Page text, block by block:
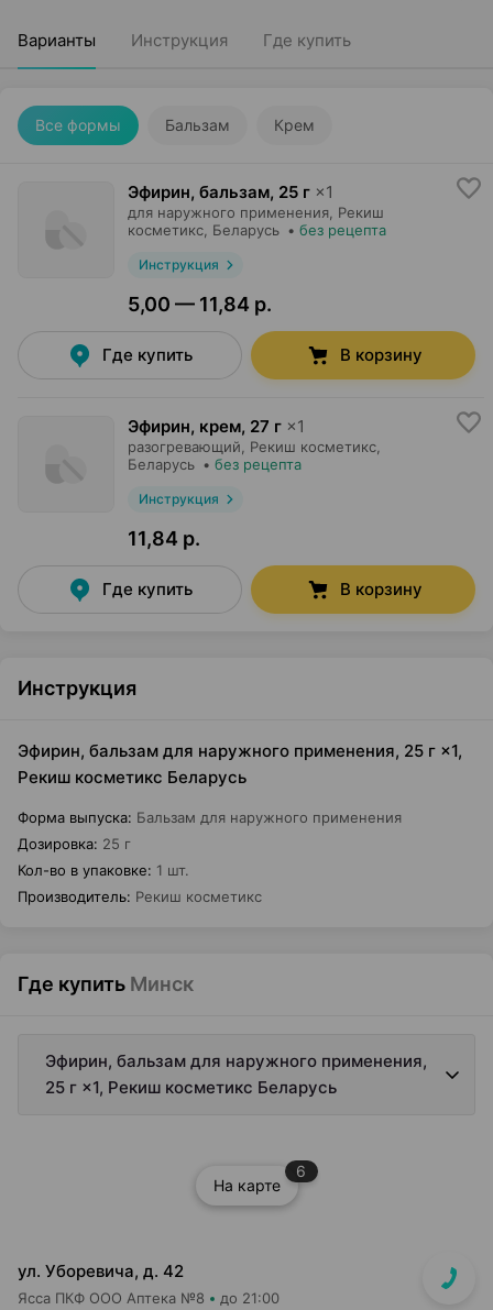
Варианты Инструкция Где купить
Все формы Бальзам Крем
Эфирин, бальзам, 25 г ×1
для наружного применения, Рекиш
косметикс , Беларусь • без рецепта
Инструкция
5,00 — 11,84 р.
Где купить В корзину
Эфирин, крем, 27 г ×1
разогревающий, Рекиш косметикс
Беларусь • без рецепта
Инструкция
11,84 р.
Где купить В корзину
Инструкция
Эфирин, бальзам для наружного применения, 25 г ×1,
Рекиш косметикс Беларусь
Форма выпуска: Бальзам для наружного применения
Дозировка: 25 г
Кол-во в упаковке: 1 шт.
Производитель: Рекиш косметикс
Где купить Минск
Эфирин, бальзам для наружного применения,
25 г ×1, Рекиш косметикс Беларусь
На карте
6
ул. Уборевича, д. 42
Ясса ПКФ ООО Аптека №8 до 21:00